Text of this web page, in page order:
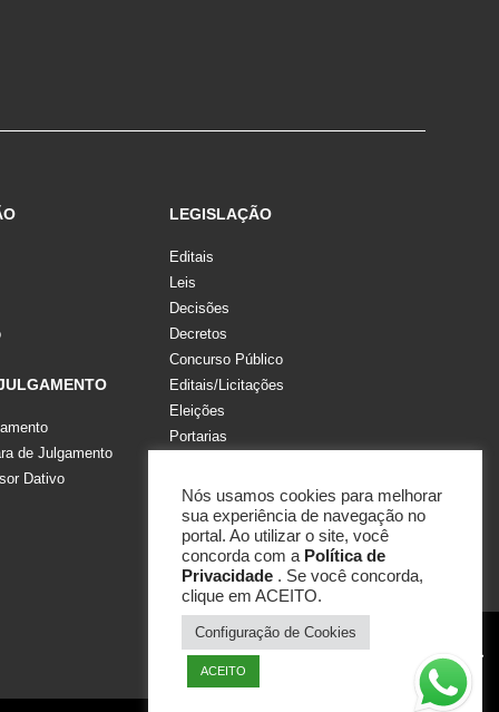
de Julgamento
Dativo
LEGISLAÇÃO
Editais
Leis
Decisões
Decretos
Concurso Público
Editais/Licitações
Eleições
Portarias
Resoluções
Nós usamos cookies para melhorar
sua experiência de navegação no
portal. Ao utilizar o site, você
concorda com a Política de
Privacidade . Se você concorda,
clique em ACEITO.
Configuração de Cookies
ACEITO